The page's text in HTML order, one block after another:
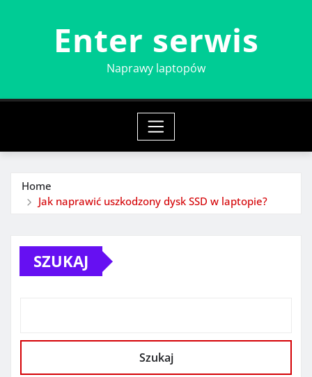
Enter serwis
Naprawy laptopów
Home
Jak naprawić uszkodzony dysk SSD w laptopie?
SZUKAJ
Szukaj